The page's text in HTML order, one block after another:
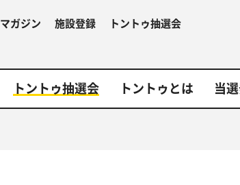
マガジン 施設登録 トントゥ抽選会
トントゥ抽選会 トントゥとは 当